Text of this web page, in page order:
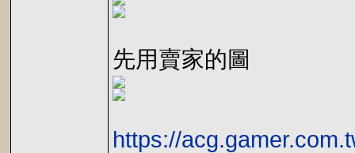
先用賣家的圖
https://